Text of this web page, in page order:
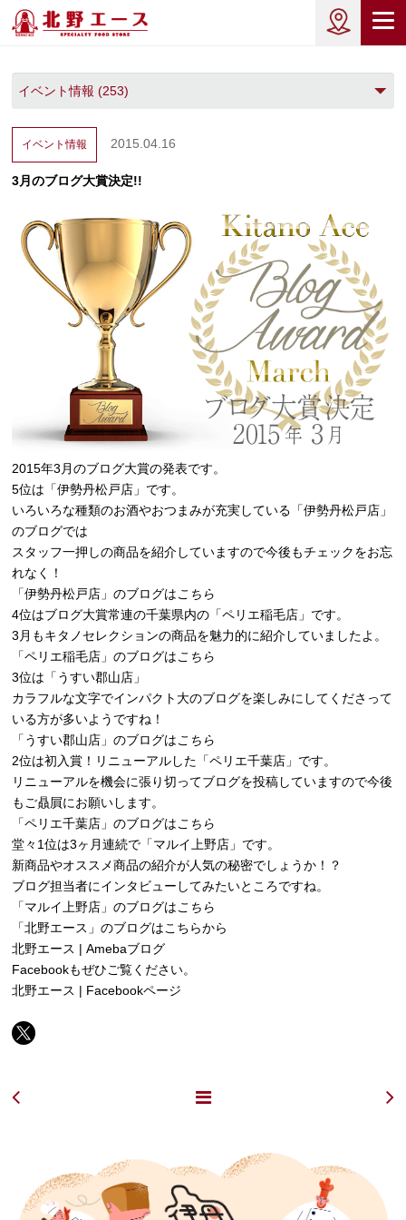
イベント情報 2015.04.16
3月のブログ大賞決定!!
2015年3月のブログ大賞の発表です。
5位は「伊勢丹松戸店」です。
いろいろな種類のお酒やおつまみが充実している「伊勢丹松戸店」
のブログでは
スタッフ一押しの商品を紹介していますので今後もチェックをお忘
れなく！
「伊勢丹松戸店」のブログはこちら
4位はブログ大賞常連の千葉県内の「ペリエ稲毛店」です。
3月もキタノセレクションの商品を魅力的に紹介していましたよ。
「ペリエ稲毛店」のブログはこちら
3位は「うすい郡山店」
カラフルな文字でインパクト大のブログを楽しみにしてくださって
いる方が多いようですね！
「うすい郡山店」のブログはこちら
2位は初入賞！リニューアルした「ペリエ千葉店」です。
リニューアルを機会に張り切ってブログを投稿していますので今後
もご贔屓にお願いします。
「ペリエ千葉店」のブログはこちら
堂々1位は3ヶ月連続で「マルイ上野店」です。
新商品やオススメ商品の紹介が人気の秘密でしょうか！？
ブログ担当者にインタビューしてみたいところですね。
「マルイ上野店」のブログはこちら
「北野エース」のブログはこちらから
北野エース | Amebaブログ
Facebookもぜひご覧ください。
北野エース | Facebookページ